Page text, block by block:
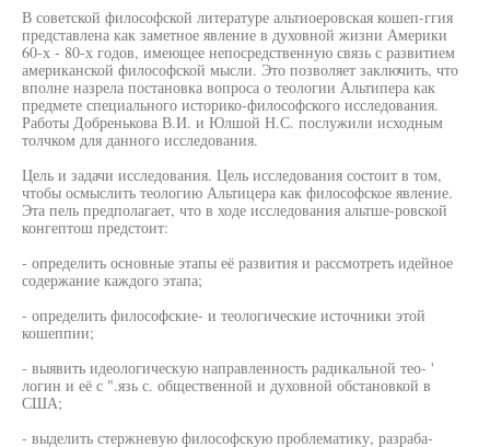
В советской философской литературе альтиоеровская кошеп-ггия
представлена как заметное явление в духовной жизни Америки
60-х - 80-х годов, имеющее непосредственную связь с развитием
американской философской мысли. Это позволяет заключить, что
вполне назрела постановка вопроса о теологии Альтипера как
предмете специального историко-философского исследования.
Работы Добренькова В.И. и Юлшой Н.С. послужили исходным
толчком для данного исследования.
Цель и задачи исследования. Цель исследования состоит в том,
чтобы осмыслить теологию Альтицера как философское явление.
Эта пель предполагает, что в ходе исследования альтше-ровской
конгептош предстоит:
- определить основные этапы её развития и рассмотреть идейное
содержание каждого этапа;
- определить философские- и теологические источники этой
кошеппии;
- выявить идеологическую направленность радикальной тео- '
логин и её с ".язь с. общественной и духовной обстановкой в
США;
- выделить стержневую философскую проблематику, разраба-